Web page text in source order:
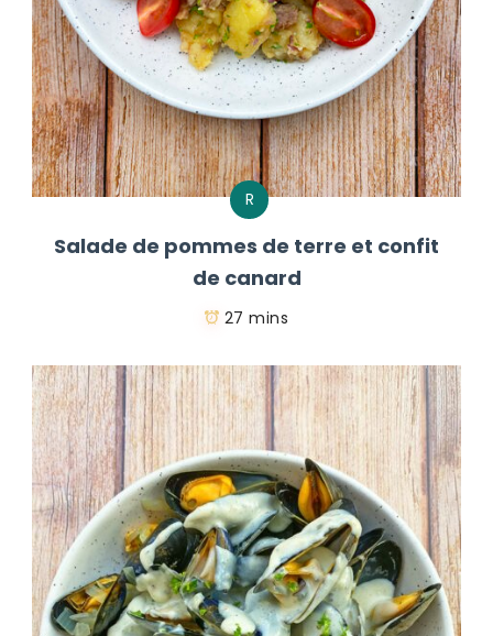
R
Salade de pommes de terre et confit
de canard
27 mins